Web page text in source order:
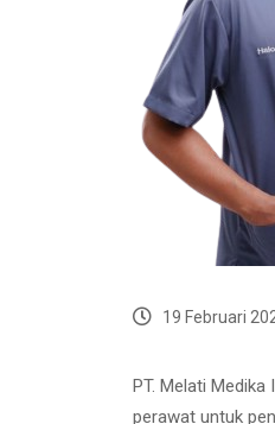
19 Februari
PT. Melati
perawat untuk